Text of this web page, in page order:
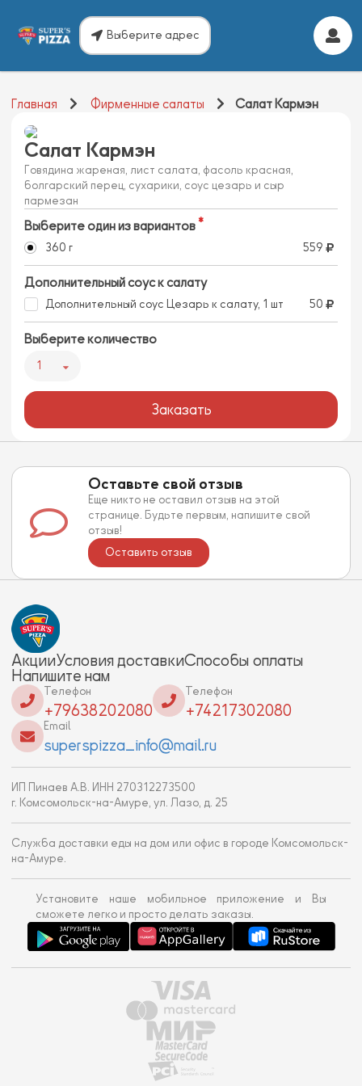
Выберите адрес
Главная Фирменные салаты Салат Кармэн
Салат Кармэн
Говядина жареная, лист салата, фасоль красная,
болгарский перец, сухарики, соус цезарь и сыр
пармезан
Выберите один из вариантов
360 г 559
Дополнительный соус к салату
Дополнительный соус Цезарь к салату, 1 шт 50
Выберите количество
1
Заказать
Оставьте свой отзыв
Еще никто не оставил отзыв на этой
странице. Будьте первым, напишите свой
отзыв!
Оставить отзыв
АкцииУсловия доставкиСпособы оплаты
Напишите нам
Телефон
+79638202080
Телефон
+74217302080
Email
superspizza_info@mail.ru
ИП Пинаев А.В. ИНН 270312273500
г. Комсомольск-на-Амуре, ул. Лазо, д. 25
Служба доставки еды на дом или офис в городе Комсомольск-
на-Амуре.
Установите наше мобильное приложение и Вы
сможете легко и просто делать заказы.